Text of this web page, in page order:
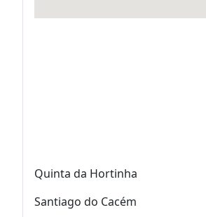
Quinta da Hortinha
Santiago do Cacém